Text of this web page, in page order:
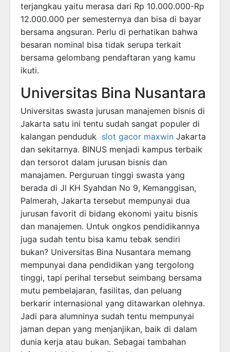
terjangkau yaitu merasa dari Rp 10.000.000-Rp
12.000.000 per semesternya dan bisa di bayar
bersama angsuran. Perlu di perhatikan bahwa
besaran nominal bisa tidak serupa terkait
bersama gelombang pendaftaran yang kamu
ikuti.
Universitas Bina Nusantara
Universitas swasta jurusan manajemen bisnis di
Jakarta satu ini tentu sudah sangat populer di
kalangan penduduk slot gacor maxwin Jakarta
dan sekitarnya. BINUS menjadi kampus terbaik
dan tersorot dalam jurusan bisnis dan
manajamen. Perguruan tinggi swasta yang
berada di Jl KH Syahdan No 9, Kemanggisan,
Palmerah, Jakarta tersebut mempunyai dua
jurusan favorit di bidang ekonomi yaitu bisnis
dan manajemen. Untuk ongkos pendidikannya
juga sudah tentu bisa kamu tebak sendiri
bukan? Universitas Bina Nusantara memang
mempunyai dana pendidikan yang tergolong
tinggi, tapi perihal tersebut seimbang bersama
mutu pembelajaran, fasilitas, dan peluang
berkarir internasional yang ditawarkan olehnya.
Jadi para alumninya sudah tentu mempunyai
jaman depan yang menjanjikan, baik di dalam
dunia kerja atau bukan. Sebagai tambahan